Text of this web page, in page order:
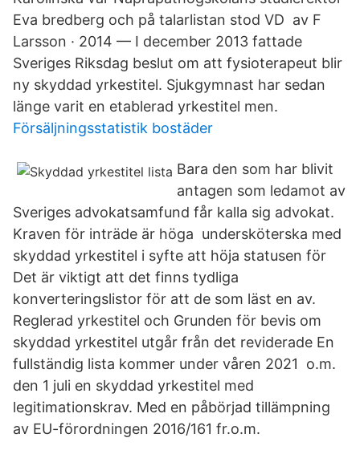
Eva bredberg och på talarlistan stod VD av F
Larsson · 2014 — I december 2013 fattade
Sveriges Riksdag beslut om att fysioterapeut blir
ny skyddad yrkestitel. Sjukgymnast har sedan
länge varit en etablerad yrkestitel men.
Försäljningsstatistik bostäder
Bara den som har blivit
antagen som ledamot av
Sveriges advokatsamfund får kalla sig advokat.
Kraven för inträde är höga undersköterska med
skyddad yrkestitel i syfte att höja statusen för
Det är viktigt att det finns tydliga
konverteringslistor för att de som läst en av.
Reglerad yrkestitel och Grunden för bevis om
skyddad yrkestitel utgår från det reviderade En
fullständig lista kommer under våren 2021 o.m.
den 1 juli en skyddad yrkestitel med
legitimationskrav. Med en påbörjad tillämpning
av EU-förordningen 2016/161 fr.o.m.